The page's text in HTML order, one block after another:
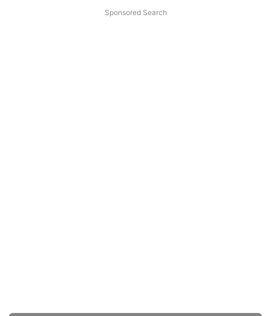
Sponsored Search